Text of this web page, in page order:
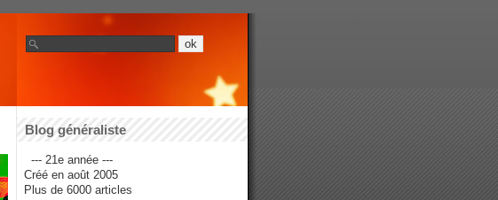
Blog généraliste
--- 21e année ---
Créé en août 2005
Plus de 6000 articles